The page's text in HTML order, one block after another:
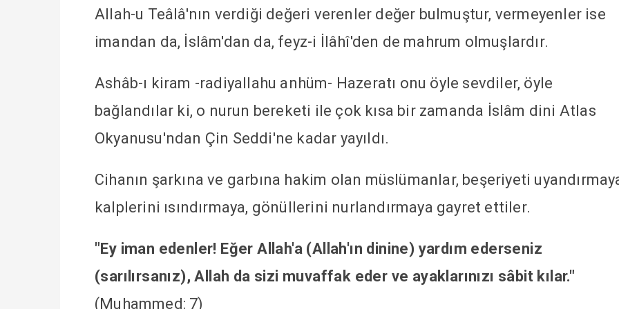
Allah-u Teâlâ'nın verdiği değeri verenler değer bulmuştur, vermeyenler ise
imandan da, İslâm'dan da, feyz-i İlâhî'den de mahrum olmuşlardır.
Ashâb-ı kiram -radiyallahu anhüm- Hazeratı onu öyle sevdiler, öyle
bağlandılar ki, o nurun bereketi ile çok kısa bir zamanda İslâm dini Atlas
Okyanusu'ndan Çin Seddi'ne kadar yayıldı.
Cihanın şarkına ve garbına hakim olan müslümanlar, beşeriyeti
kalplerini ısındırmaya, gönüllerini nurlandırmaya gayret ettiler.
"Ey iman edenler! Eğer Allah'a (Allah'ın dinine) yardım ederseniz
(sarılırsanız), Allah da sizi muvaffak eder ve ayaklarınızı sâbit kılar."
(Muhammed: 7)